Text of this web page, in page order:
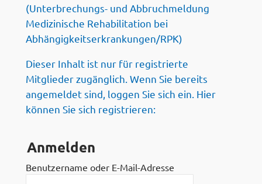
(Unterbrechungs- und Abbruchmeldung
Medizinische Rehabilitation bei
Abhängigkeitserkrankungen/RPK)
Dieser Inhalt ist nur für registrierte
Mitglieder zugänglich. Wenn Sie bereits
angemeldet sind, loggen Sie sich ein. Hier
können Sie sich registrieren:
Anmelden
Benutzername oder E-Mail-Adresse